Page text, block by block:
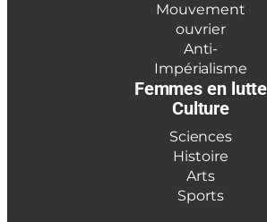
Mouvement
ouvrier
Anti-
Impérialisme
Femmes en lutte
Culture
Sciences
Histoire
Arts
Sports